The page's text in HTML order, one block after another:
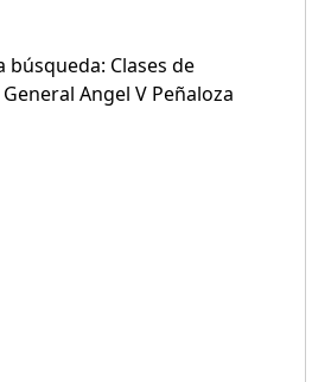
Clases de
Angel V Peñaloza